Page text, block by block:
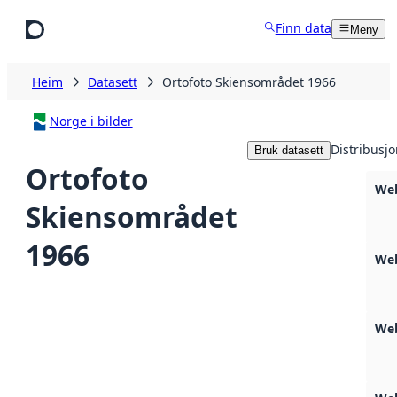
Finn data Meny
Heim Datasett Ortofoto Skiensområdet 1966
Norge i bilder
Ortofoto
Skiensområdet
1966
Bruk datasett